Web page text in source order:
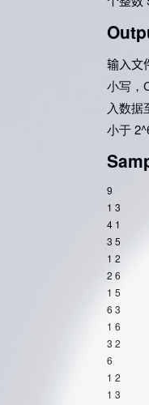
输入文
小写，
入数据
小于
9
1 3
4 1
3 5
1 2
2 6
1 5
6 3
1 6
3 2
6
1 2
1 3